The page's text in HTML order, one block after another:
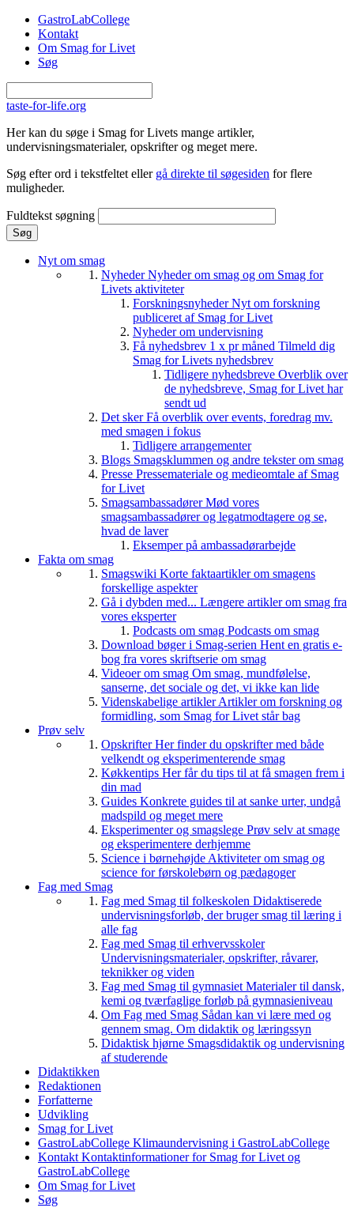
Gå til hovedindhold
GastroLabCollege
Kontakt
Om Smag for Livet
Søg
taste-for-life.org
Her kan du søge i Smag for Livets mange artikler,
undervisningsmaterialer, opskrifter og meget mere.
Søg efter ord i tekstfeltet eller gå direkte til søgesiden for flere
muligheder.
Fuldtekst søgning
Nyt om smag
NyhederNyheder om smag og om Smag for
Livets aktiviteter
ForskningsnyhederNyt om forskning
publiceret af Smag for Livet
Nyheder om undervisning
Få nyhedsbrev 1 x pr måned Tilmeld dig
Smag for Livets nyhedsbrev
Tidligere nyhedsbreve Overblik over
de nyhedsbreve, Smag for Livet har
sendt ud
Det skerFå overblik over events, foredrag mv.
med smagen i fokus
Tidligere arrangementer
Blogs Smagsklummen og andre tekster om smag
Presse Pressemateriale og medieomtale af Smag
for Livet
SmagsambassadørerMød vores
smagsambassadører og legatmodtagere og se,
hvad de laver
Eksemper på ambassadørarbejde
Fakta om smag
Smagswiki Korte faktaartikler om smagens
forskellige aspekter
Gå i dybden med... Længere artikler om smag fra
vores eksperter
Podcasts om smag Podcasts om smag
Download bøger i Smag-serien Hent en gratis e-
bog fra vores skriftserie om smag
Videoer om smag Om smag, mundfølelse,
sanserne, det sociale og det, vi ikke kan lide
Videnskabelige artiklerArtikler om forskning og
formidling, som Smag for Livet står bag
Prøv selv
OpskrifterHer finder du opskrifter med både
velkendt og eksperimenterende smag
Køkkentips Her får du tips til at få smagen frem i
din mad
Guides Konkrete guides til at sanke urter, undgå
madspild og meget mere
Eksperimenter og smagslege Prøv selv at smage
og eksperimentere derhjemme
Science i børnehøjde Aktiviteter om smag og
science for førskolebørn og pædagoger
Fag med Smag
Fag med Smag til folkeskolen Didaktiserede
undervisningsforløb, der bruger smag til læring i
alle fag
Fag med Smag til erhvervsskoler
Undervisningsmaterialer, opskrifter, råvarer,
teknikker og viden
Fag med Smag til gymnasiet Materialer til dansk,
kemi og tværfaglige forløb på gymnasieniveau
Om Fag med Smag Sådan kan vi lære med og
gennem smag. Om didaktik og læringssyn
Didaktisk hjørne Smagsdidaktik og undervisning
af studerende
Didaktikken
Redaktionen
Forfatterne
Udvikling
Smag for Livet
GastroLabCollege Klimaundervisning i GastroLabCollege
Kontakt Kontaktinformationer for Smag for Livet og
GastroLabCollege
Om Smag for Livet
Søg